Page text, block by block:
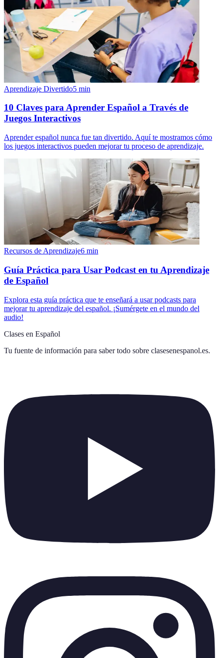
Aprendizaje Divertido5 min
10 Claves para Aprender Español a Través de
Juegos Interactivos
Aprender español nunca fue tan divertido. Aquí te mostramos cómo
los juegos interactivos pueden mejorar tu proceso de aprendizaje.
Recursos de Aprendizaje6 min
Guía Práctica para Usar Podcast en tu Aprendizaje
de Español
Explora esta guía práctica que te enseñará a usar podcasts para
mejorar tu aprendizaje del español. ¡Sumérgete en el mundo del
audio!
Clases en Español
Tu fuente de información para saber todo sobre clasesenespanol.es.